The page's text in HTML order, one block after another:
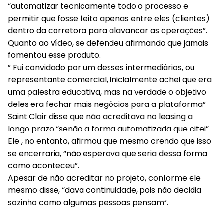
“automatizar tecnicamente todo o processo e
permitir que fosse feito apenas entre eles (clientes)
dentro da corretora para alavancar as operações”.
Quanto ao vídeo, se defendeu afirmando que jamais
fomentou esse produto.
” Fui convidado por um desses intermediários, ou
representante comercial, inicialmente achei que era
uma palestra educativa, mas na verdade o objetivo
deles era fechar mais negócios para a plataforma”
Saint Clair disse que não acreditava no leasing a
longo prazo “senão a forma automatizada que citei”.
Ele , no entanto, afirmou que mesmo crendo que isso
se encerraria, “não esperava que seria dessa forma
como aconteceu”.
Apesar de não acreditar no projeto, conforme ele
mesmo disse, “dava continuidade, pois não decidia
sozinho como algumas pessoas pensam”.